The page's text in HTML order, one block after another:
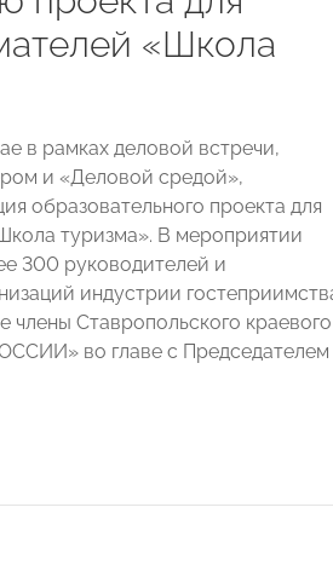
«Школа
в рамках деловой встречи,
и «Деловой средой»,
образовательного проекта для
туризма». В мероприятии
300 руководителей и
индустрии
члены Ставропольского краевого
во главе с Председателем